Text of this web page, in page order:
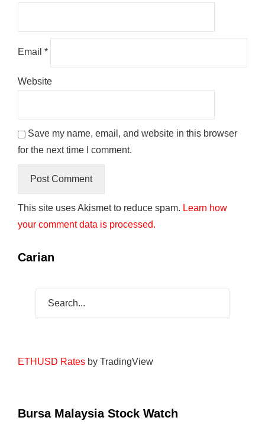
Email *
Website
Save my name, email, and website in this browser
for the next time I comment.
This site uses Akismet to reduce spam. Learn how
your comment data is processed.
Carian
ETHUSD Rates by TradingView
Bursa Malaysia Stock Watch